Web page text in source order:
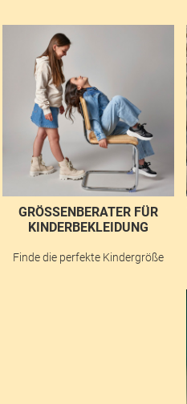
GRÖSSENBERATER FÜR K
INDERBEKLEIDUNG
Finde die perfekte Kindergröße